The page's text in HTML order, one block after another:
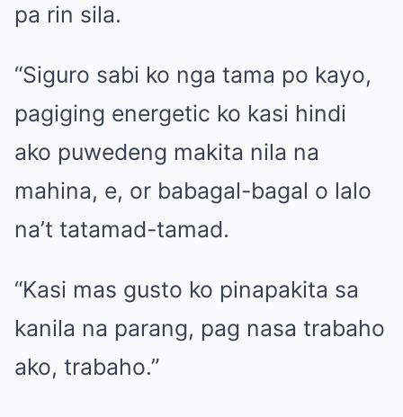
pa rin sila.
“Siguro sabi ko nga tama po kayo,
pagiging energetic ko kasi hindi
ako puwedeng makita nila na
mahina, e, or babagal-bagal o lalo
na’t tatamad-tamad.
“Kasi mas gusto ko pinapakita sa
kanila na parang, pag nasa trabaho
ako, trabaho.”